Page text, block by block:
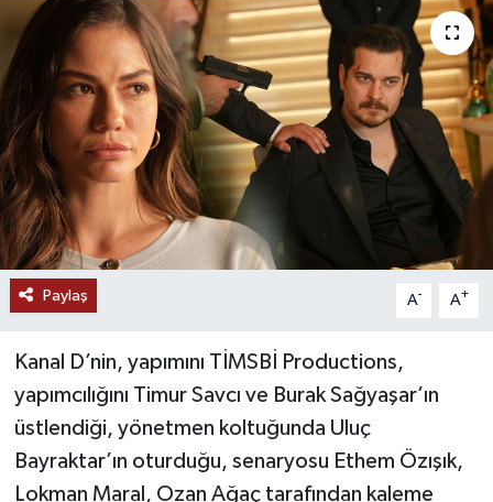
Paylaş A- A+
Kanal D’nin, yapımını TİMSBİ Productions,
yapımcılığını Timur Savcı ve Burak Sağyaşar’ın
üstlendiği, yönetmen koltuğunda Uluç
Bayraktar’ın oturduğu, senaryosu Ethem Özışık,
Lokman Maral, Ozan Ağaç tarafından kaleme
Süper Lig Puan Durumu ve Fikstür
Tüm Manşetler
Son Dakika Haberleri
Haber Arşivi